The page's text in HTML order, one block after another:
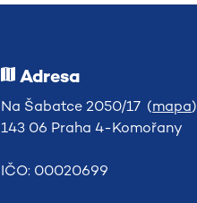
Adresa
Na Šabatce 2050/17 (mapa)
143 06 Praha 4-Komořany
IČO: 00020699